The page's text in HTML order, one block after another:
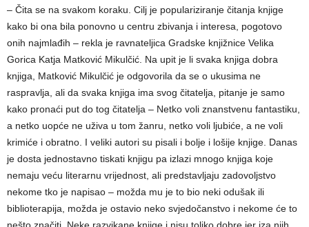
– Čita se na svakom koraku. Cilj je populariziranje čitanja knjige
kako bi ona bila ponovno u centru zbivanja i interesa, pogotovo
onih najmlađih – rekla je ravnateljica Gradske knjižnice Velika
Gorica Katja Matković Mikulčić. Na upit je li svaka knjiga dobra
knjiga, Matković Mikulčić je odgovorila da se o ukusima ne
raspravlja, ali da svaka knjiga ima svog čitatelja, pitanje je samo
kako pronaći put do tog čitatelja – Netko voli znanstvenu fantastiku,
a netko uopće ne uživa u tom žanru, netko voli ljubiće, a ne voli
krimiće i obratno. I veliki autori su pisali i bolje i lošije knjige. Danas
je dosta jednostavno tiskati knjigu pa izlazi mnogo knjiga koje
nemaju veću literarnu vrijednost, ali predstavljaju zadovoljstvo
nekome tko je napisao – možda mu je to bio neki odušak ili
biblioterapija, možda je ostavio neko svjedočanstvo i nekome će to